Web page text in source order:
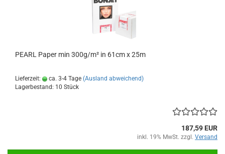
PEARL Paper min 300g/m² in 61cm x 25m
Lieferzeit: ca. 3-4 Tage (Ausland abweichend)
Lagerbestand: 10 Stück
187,59 EUR
inkl. 19% MwSt. zzgl. Versand